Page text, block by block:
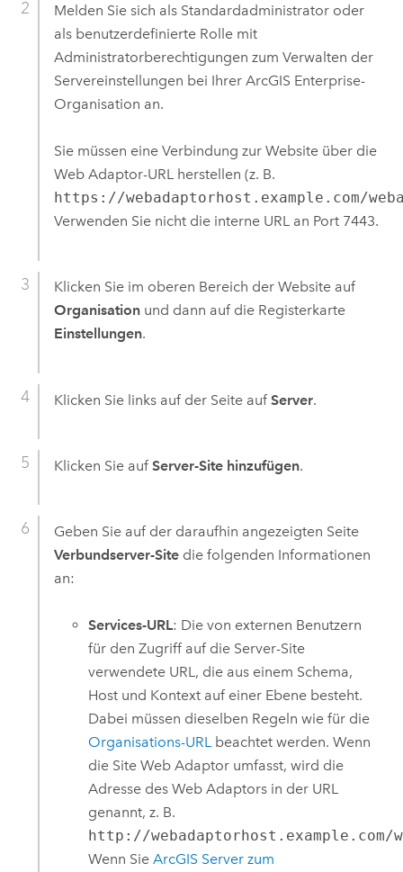
Melden Sie sich als Standardadministrator oder
als benutzerdefinierte Rolle mit
Administratorberechtigungen zum Verwalten der
Servereinstellungen bei Ihrer ArcGIS Enterprise-
Organisation an.
Sie müssen eine Verbindung zur Website über die
Web Adaptor-URL herstellen (z. B.
https://webadaptorhost.example.com/
Verwenden Sie nicht die interne URL an Port 7443.
Klicken Sie im oberen Bereich der Website auf
Organisationund dann auf die Registerkarte
Einstellungen.
Klicken Sie links auf der Seite auf Server.
Klicken Sie auf Server-Site hinzufügen.
Geben Sie auf der daraufhin angezeigten Seite
Verbundserver-Sitedie folgenden Informationen
an:
Services-URL: Die von externen Benutzern
für den Zugriff auf die Server-Site
verwendete URL, die aus einem Schema,
Host und Kontext auf einer Ebene besteht.
Dabei müssen dieselben Regeln wie für die
Organisations-URL beachtet werden. Wenn
die Site Web Adaptor umfasst, wird die
Adresse des Web Adaptors in der URL
genannt, z. B.
http://webadaptorhost.example.com/
Wenn SieArcGIS Server zum